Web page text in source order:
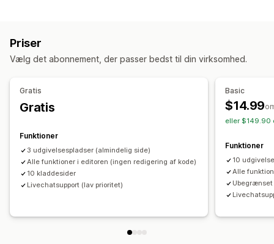
Formularer
Sider med juridisk indhold Sider med priser
Administration af sider
Import og eksport
Sider med kladder Sideversioner
Globale sektioner
Globale stile Tilpassede skrifttyper Tilpasset kode
Kodestykker Oversættelse
Tilpasning til lokale forhold
Indblik og tips
Tilpasset HTML
Flere sprog Tilpassede regler
Klikrater Konverteringsrater
Forslag til optimering Ydeevne af tragt
Priser
Vælg det abonnement, der passer bedst til din virksomhed.
Gratis
Gratis
Funktioner
3 udgivelsespladser (almindelig side)
Alle funktioner i editoren (ingen redigering af kode)
10 kladdesider
Livechatsupport (lav prioritet)
Basic
$14.99
eller $149.90
Funktioner
10
Alle